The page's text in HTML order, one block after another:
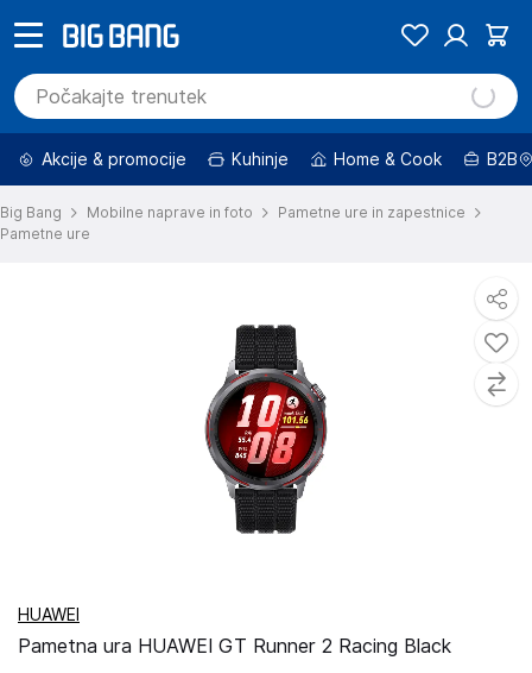
Akcije & promocije Kuhinje Home & Cook B2B
Big Bang Mobilne naprave in foto
Pametne ure in zapestnice
Pametne ure
HUAWEI
Pametna ura HUAWEI GT Runner 2 Racing Black